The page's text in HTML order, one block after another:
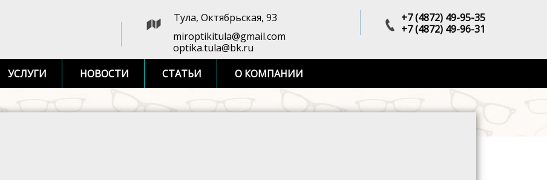
+7 (4872) 49-95-35
+7 (4872) 49-96-31
Тула, Октябрьская, 93
miroptikitula@gmail.com
optika.tula@bk.ru
УСЛУГИ НОВОСТИ СТАТЬИ О КОМПАНИИ